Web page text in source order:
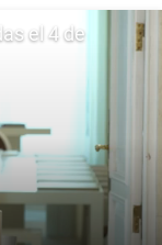
el 4 de